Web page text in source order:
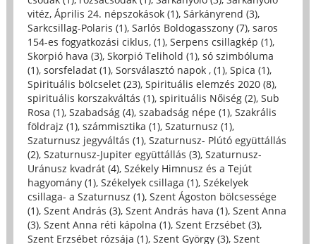
vitéz, Április 24. népszokások (1), Sárkányrend (3),
Sarkcsillag-Polaris (1), Sarlós Boldogasszony (7), saros
154-es fogyatkozási ciklus, (1), Serpens csillagkép (1),
Skorpió hava (3), Skorpió Telihold (1), só szimbóluma
(1), sorsfeladat (1), Sorsválasztó napok , (1), Spica (1),
Spirituális bölcselet (23), Spirituális elemzés 2020 (8),
spirituális korszakváltás (1), spirituális Nőiség (2), Sub
Rosa (1), Szabadság (4), szabadság népe (1), Szakrális
földrajz (1), számmisztika (1), Szaturnusz (1),
Szaturnusz jegyváltás (1), Szaturnusz- Plútó együttállás
(2), Szaturnusz-Jupiter együttállás (3), Szaturnusz-
Uránusz kvadrát (4), Székely Himnusz és a Tejút
hagyomány (1), Székelyek csillaga (1), Székelyek
csillaga- a Szaturnusz (1), Szent Ágoston bölcsessége
(1), Szent András (3), Szent András hava (1), Szent Anna
(3), Szent Anna réti kápolna (1), Szent Erzsébet (3),
Szent Erzsébet rózsája (1), Szent György (3), Szent